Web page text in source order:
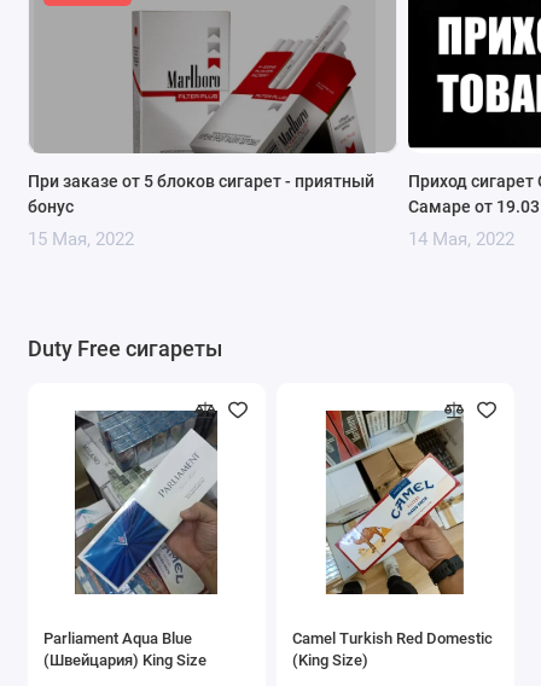
При заказе от 5 блоков сигарет - приятный
бонус
15 Мая, 2022
Приход сигарет
Самаре от
14 Мая, 2022
Duty Free сигареты
Parliament Aqua Blue
(Швейцария) King Size
Camel Turkish Red Domestic
(King Size)